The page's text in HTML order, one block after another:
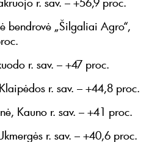
bendrovė „Šilgaliai Agro“,
r. sav. – +47 proc.
r. sav. – +44,8 proc.
Kauno r. sav. – +41 proc.
r. sav. – +40,6 proc.